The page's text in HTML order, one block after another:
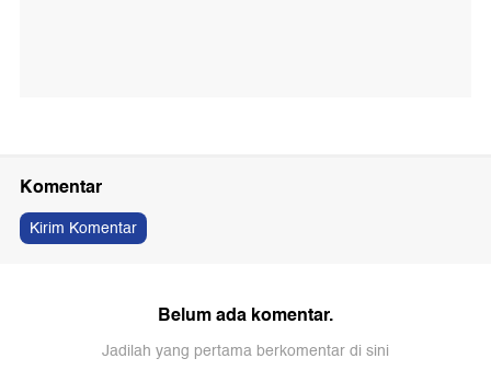
Komentar
Kirim Komentar
Belum ada komentar.
Jadilah yang pertama berkomentar di sini